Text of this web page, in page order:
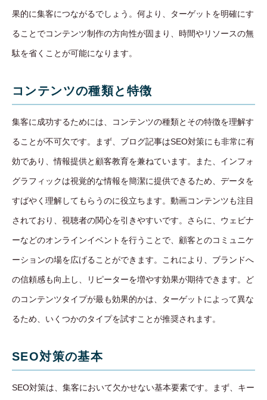
果的に集客につながるでしょう。何より、ターゲットを明確にす
ることでコンテンツ制作の方向性が固まり、時間やリソースの無
駄を省くことが可能になります。
コンテンツの種類と特徴
集客に成功するためには、コンテンツの種類とその特徴を理解す
ることが不可欠です。まず、ブログ記事はSEO対策にも非常に有
効であり、情報提供と顧客教育を兼ねています。また、インフォ
グラフィックは視覚的な情報を簡潔に提供できるため、データを
すばやく理解してもらうのに役立ちます。動画コンテンツも注目
されており、視聴者の関心を引きやすいです。さらに、ウェビナ
ーなどのオンラインイベントを行うことで、顧客とのコミュニケ
ーションの場を広げることができます。これにより、ブランドへ
の信頼感も向上し、リピーターを増やす効果が期待できます。ど
のコンテンツタイプが最も効果的かは、ターゲットによって異な
るため、いくつかのタイプを試すことが推奨されます。
SEO対策の基本
SEO対策は、集客において欠かせない基本要素です。まず、キー